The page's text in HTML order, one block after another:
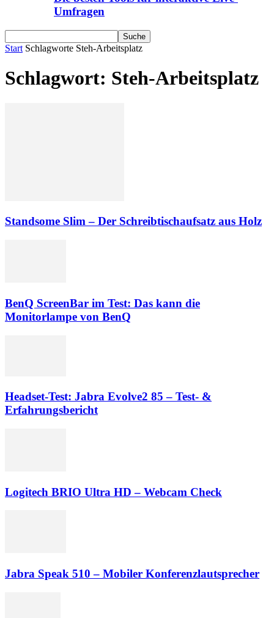
Umfragen
Start Schlagworte Steh-Arbeitsplatz
Schlagwort: Steh-Arbeitsplatz
Standsome Slim – Der Schreibtischaufsatz aus Holz
BenQ ScreenBar im Test: Das kann die
Monitorlampe von BenQ
Headset-Test: Jabra Evolve2 85 – Test- &
Erfahrungsbericht
Logitech BRIO Ultra HD – Webcam Check
Jabra Speak 510 – Mobiler Konferenzlautsprecher